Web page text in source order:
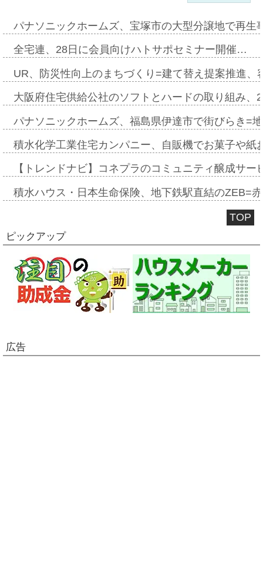
パナソニックホームズ、宝塚市の大型分譲地で再
全宅連、28日に会員向けハトサポセミナー開催…
UR、防災性向上のまちづくり=建て替え提案推進
大阪府住宅供給公社のソフトとハードの取り組み
パナソニックホームズ、福島県伊達市で街びらき=
積水化学工業住宅カンパニー、自販機でお菓子や
【トレンドナビ】コネプラのコミュニティ醸成サ
積水ハウス・日本生命保険、地下鉄駅直結のZEB=
TOP
ピックアップ
広告